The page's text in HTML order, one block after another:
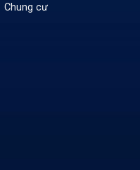
Chung cư